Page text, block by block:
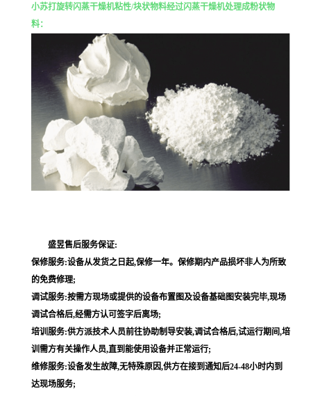
小苏打旋转闪蒸干燥机粘性/块状物料经过闪蒸干燥机处理成粉状物
料：
盛昱售后服务保证:
保修服务:设备从发货之日起,保修一年。保修期内产品损坏非人为所致
的免费修理;
调试服务:按需方现场或提供的设备布置图及设备基础图安装完毕,现场
调试合格后,经需方认可签字后离场;
培训服务:供方派技术人员前往协助制导安装,调试合格后,试运行期间,培
训需方有关操作人员,直到能使用设备并正常运行;
维修服务:设备发生故障,无特殊原因,供方在接到通知后24-48小时内到
达现场服务;